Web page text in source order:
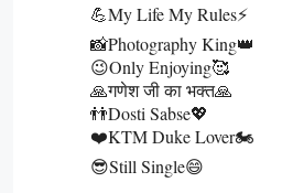
💪My Life My Rules⚡
📸Photography King👑
😉Only Enjoying🥰
🙏गणेश जी का भक्त🙏
👬Dosti Sabse💖
❤️KTM Duke Lover🏍️
😎Still Single😄